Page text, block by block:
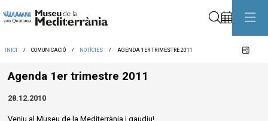
INICI COMUNICACIÓ NOTÍCIES AGENDA 1ER TRIMESTRE 2011
Agenda 1er trimestre 2011
28.12.2010
Veniu al Museu de la Mediterrània i gaudiu!